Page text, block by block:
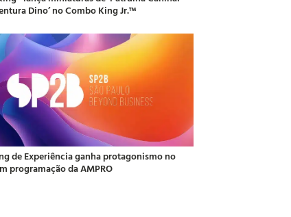
Dino’ no Combo King Jr.™
de Experiência ganha protagonismo no
programação da AMPRO